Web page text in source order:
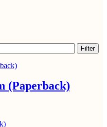
Filter
(Paperback)